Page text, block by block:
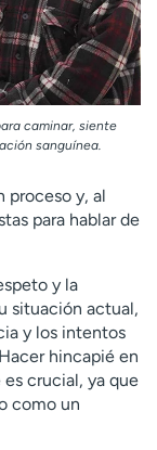
caminar, siente
sanguínea.
proceso y, al
para hablar de
y la
situación actual,
y los intentos
hincapié en
crucial, ya que
como un